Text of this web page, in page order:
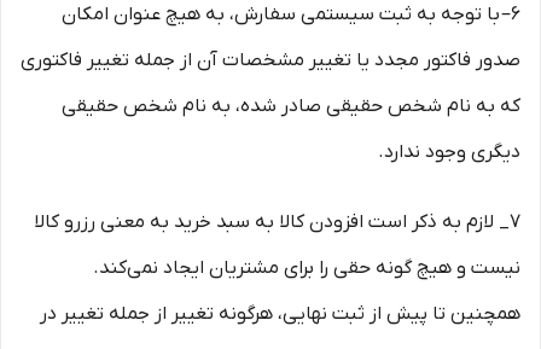
6– با توجه به ثبت سیستمی سفارش، به هیچ عنوان امکان
صدور فاکتور مجدد یا تغییر مشخصات آن از جمله تغییر فاکتوری
که به نام شخص حقیقی صادر شده، به نام شخص حقیقی
دیگری وجود ندارد.
7_ لازم به ذکر است افزودن کالا به سبد خرید به معنی رزرو کالا
نیست و هیچ گونه حقی را برای مشتریان ایجاد نمی‌کند.
همچنین تا پیش از ثبت نهایی، هرگونه تغییر از جمله تغییر در